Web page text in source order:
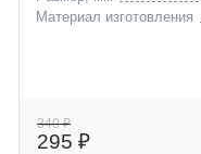
Материал изготовления
340 ₽
295 ₽